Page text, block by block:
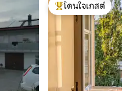
โดนใจเกสต์ที่สุด
โดนใจเกสต์